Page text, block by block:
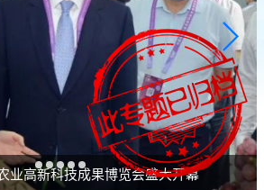
业高新科技成果博览会盛大开幕